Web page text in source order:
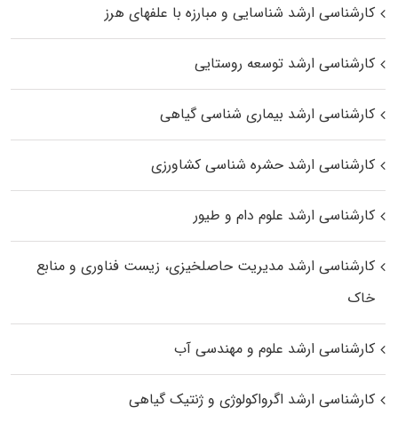
کارشناسی ارشد شناسایی و مبارزه با علفهای هرز
کارشناسی ارشد توسعه روستایی
کارشناسی ارشد بیماری‌ شناسی گیاهی
کارشناسی ارشد حشره‌ شناسی کشاورزی
کارشناسی ارشد علوم دام و طیور
کارشناسی ارشد مدیریت حاصلخیزی، زیست فناوری و منابع
خاک
کارشناسی ارشد علوم و مهندسی آب
کارشناسی ارشد اگرواکولوژی و ژنتیک گیاهی